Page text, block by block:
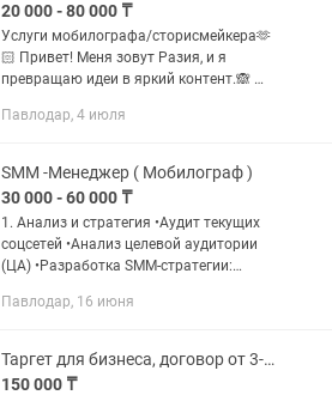
20 000 - 80 000 ₸
Услуги мобилографа/сторисмейкера🫶
🏻 Привет! Меня зовут Разия, и я
превращаю идеи в яркий контент.🙈 📌
SMM и мобилографии, помогая
Павлодар, 4 июля
SMM -Менеджер ( Мобилограф )
30 000 - 60 000 ₸
1. Анализ и стратегия •Аудит текущих
соцсетей •Анализ целевой аудитории
(ЦА) •Разработка SMM-стратегии:
публикаций •Анализ конкурентов 2.
Павлодар, 16 июня
Таргет для бизнеса, договор от 3-х месяцев
150 000 ₸